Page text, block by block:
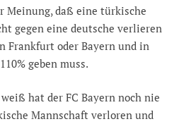
Meinung, daß eine türkische
gegen eine deutsche verlieren
Frankfurt oder Bayern und in
geben muss.
hat der FC Bayern noch nie
Mannschaft verloren und